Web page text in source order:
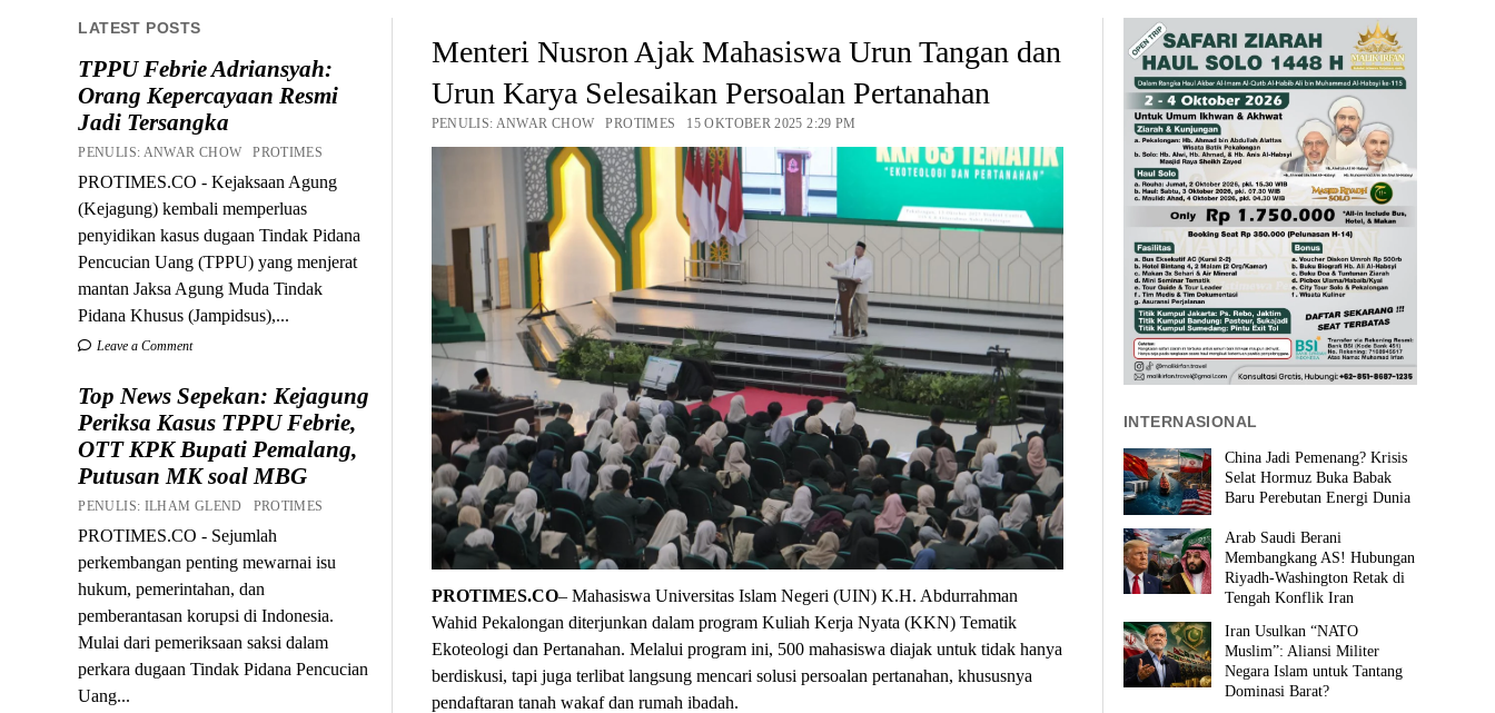
LATEST POSTS
TPPU Febrie Adriansyah:
Orang Kepercayaan Resmi
Jadi Tersangka
PENULIS: ANWAR CHOW PROTIMES
PROTIMES.CO - Kejaksaan Agung
(Kejagung) kembali memperluas
penyidikan kasus dugaan Tindak Pidana
Pencucian Uang (TPPU) yang menjerat
mantan Jaksa Agung Muda Tindak
Pidana Khusus (Jampidsus),...
Leave a Comment
Top News Sepekan: Kejagung
Periksa Kasus TPPU Febrie,
OTT KPK Bupati Pemalang,
Putusan MK soal MBG
PENULIS: ILHAM GLEND PROTIMES
PROTIMES.CO - Sejumlah
perkembangan penting mewarnai isu
hukum, pemerintahan, dan
pemberantasan korupsi di Indonesia.
Mulai dari pemeriksaan saksi dalam
perkara dugaan Tindak Pidana Pencucian
Uang...
Menteri Nusron Ajak Mahasiswa Urun Tangan dan
Urun Karya Selesaikan Persoalan Pertanahan
PENULIS: ANWAR CHOW PROTIMES 15 OKTOBER 2025 2:29 PM
PROTIMES.CO– Mahasiswa Universitas Islam Negeri (UIN) K.H. Abdurrahman
Wahid Pekalongan diterjunkan dalam program Kuliah Kerja Nyata (KKN) Tematik
Ekoteologi dan Pertanahan. Melalui program ini, 500 mahasiswa diajak untuk tidak hanya
berdiskusi, tapi juga terlibat langsung mencari solusi persoalan pertanahan, khususnya
pendaftaran tanah wakaf dan rumah ibadah.
INTERNASIONAL
China Jadi Pemenang? Krisis
Selat Hormuz Buka Babak
Baru Perebutan Energi Dunia
Arab Saudi Berani
Membangkang AS! Hubungan
Riyadh-Washington Retak di
Tengah Konflik Iran
Iran Usulkan “NATO
Muslim”: Aliansi Militer
Negara Islam untuk Tantang
Dominasi Barat?